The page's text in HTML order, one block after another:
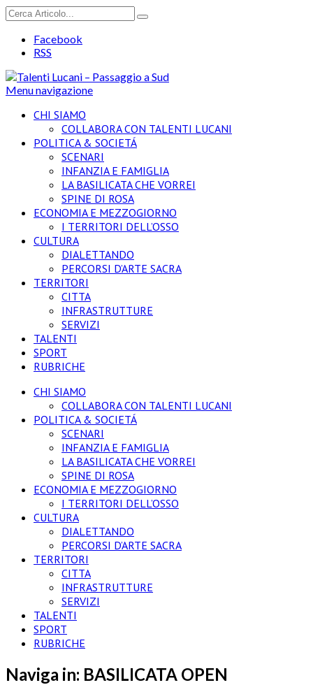
Facebook
RSS
Menu navigazione
CHI SIAMO
COLLABORA CON TALENTI LUCANI
POLITICA & SOCIETÁ
SCENARI
INFANZIA E FAMIGLIA
LA BASILICATA CHE VORREI
SPINE DI ROSA
ECONOMIA E MEZZOGIORNO
I TERRITORI DELL’OSSO
CULTURA
DIALETTANDO
PERCORSI D’ARTE SACRA
TERRITORI
CITTA
INFRASTRUTTURE
SERVIZI
TALENTI
SPORT
RUBRICHE
CHI SIAMO
COLLABORA CON TALENTI LUCANI
POLITICA & SOCIETÁ
SCENARI
INFANZIA E FAMIGLIA
LA BASILICATA CHE VORREI
SPINE DI ROSA
ECONOMIA E MEZZOGIORNO
I TERRITORI DELL’OSSO
CULTURA
DIALETTANDO
PERCORSI D’ARTE SACRA
TERRITORI
CITTA
INFRASTRUTTURE
SERVIZI
TALENTI
SPORT
RUBRICHE
Naviga in: BASILICATA OPEN